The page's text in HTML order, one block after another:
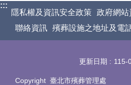
:::
隱私權及資訊安全政策 政府網站
聯絡資訊 殯葬設施之地址及電
更新日期 115-
Copyright 臺北市殯葬管理處